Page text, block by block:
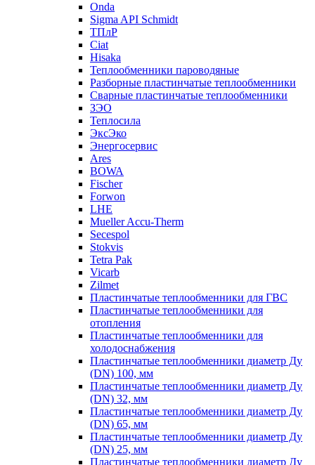
Onda
Sigma API Schmidt
ТПлР
Ciat
Hisaka
Теплообменники пароводяные
Разборные пластинчатые теплообменники
Сварные пластинчатые теплообменники
ЗЭО
Теплосила
ЭксЭко
Энергосервис
Ares
BOWA
Fischer
Forwon
LHE
Mueller Accu-Therm
Secespol
Stokvis
Tetra Pak
Vicarb
Zilmet
Пластинчатые теплообменники для ГВС
Пластинчатые теплообменники для
отопления
Пластинчатые теплообменники для
холодоснабжения
Пластинчатые теплообменники диаметр Ду
(DN) 100, мм
Пластинчатые теплообменники диаметр Ду
(DN) 32, мм
Пластинчатые теплообменники диаметр Ду
(DN) 65, мм
Пластинчатые теплообменники диаметр Ду
(DN) 25, мм
Пластинчатые теплообменники диаметр Ду